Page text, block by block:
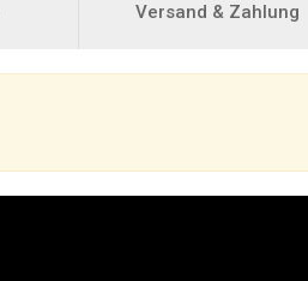
Versand & Zahlung